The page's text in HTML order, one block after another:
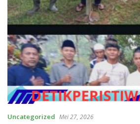
Uncategorized Mei 27, 2026